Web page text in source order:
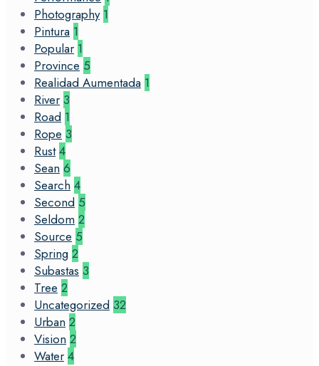
Photography 1
Pintura 1
Popular 1
Province 5
Realidad Aumentada 1
River 3
Road 1
Rope 3
Rust 4
Sean 6
Search 4
Second 5
Seldom 2
Source 5
Spring 2
Subastas 3
Tree 2
Uncategorized 32
Urban 2
Vision 2
Water 4